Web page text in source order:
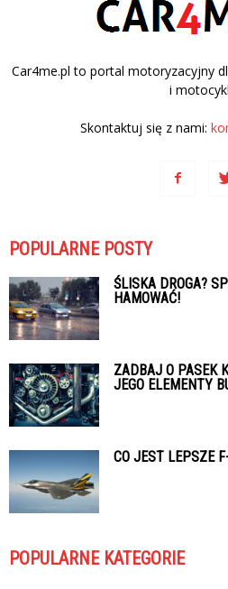
Car4me.pl to portal motoryzacyjny
i
Skontaktuj się z nami:
POPULARNE POSTY
ŚLISKA DROGA?
HAMOWAĆ!
ZADBAJ O PASEK
JEGO ELEMENTY
CO JEST LEPSZE
POPULARNE KATEGORIE